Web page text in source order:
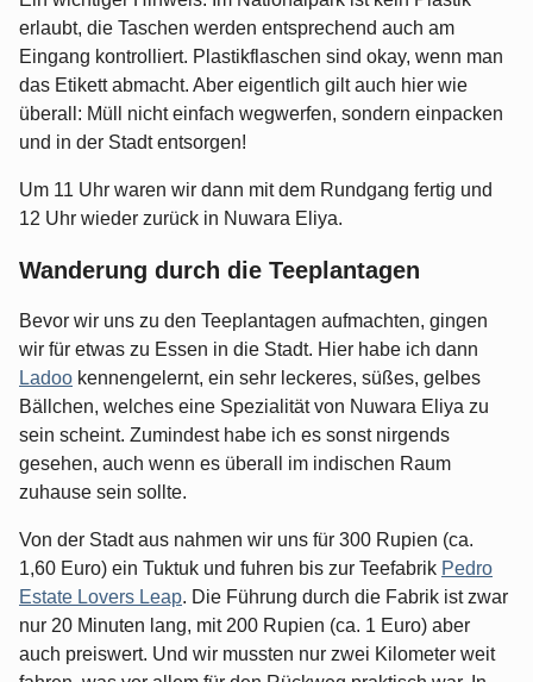
erlaubt, die Taschen werden entsprechend auch am
Eingang kontrolliert. Plastikflaschen sind okay, wenn man
das Etikett abmacht. Aber eigentlich gilt auch hier wie
überall: Müll nicht einfach wegwerfen, sondern einpacken
und in der Stadt entsorgen!
Um 11 Uhr waren wir dann mit dem Rundgang fertig und
12 Uhr wieder zurück in Nuwara Eliya.
Wanderung durch die Teeplantagen
Bevor wir uns zu den Teeplantagen aufmachten, gingen
wir für etwas zu Essen in die Stadt. Hier habe ich dann
Ladoo kennengelernt, ein sehr leckeres, süßes, gelbes
Bällchen, welches eine Spezialität von Nuwara Eliya zu
sein scheint. Zumindest habe ich es sonst nirgends
gesehen, auch wenn es überall im indischen Raum
zuhause sein sollte.
Von der Stadt aus nahmen wir uns für 300 Rupien (ca.
1,60 Euro) ein Tuktuk und fuhren bis zur Teefabrik Pedro
Estate Lovers Leap. Die Führung durch die Fabrik ist zwar
nur 20 Minuten lang, mit 200 Rupien (ca. 1 Euro) aber
auch preiswert. Und wir mussten nur zwei Kilometer weit